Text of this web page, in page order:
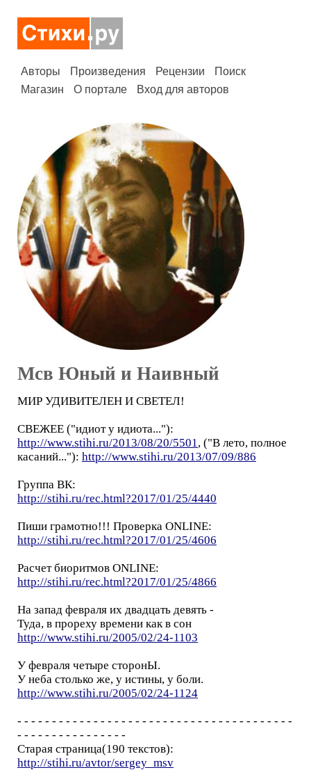
Авторы Произведения Рецензии
Поиск
Магазин
О портале Вход для авторов
Мсв Юный и Наивный
МИР УДИВИТЕЛЕН И СВЕТЕЛ!
СВЕЖЕЕ ("идиот у идиота..."):
http://www.stihi.ru/2013/08/20/5501, ("В лето, полное
касаний..."): http://www.stihi.ru/2013/07/09/886
Группа ВК:
http://stihi.ru/rec.html?2017/01/25/4440
Пиши грамотно!!! Проверка ONLINE:
http://stihi.ru/rec.html?2017/01/25/4606
Расчет биоритмов ONLINE:
http://stihi.ru/rec.html?2017/01/25/4866
На запад февраля их двадцать девять -
Туда, в прореху времени как в сон
http://www.stihi.ru/2005/02/24-1103
У февраля четыре сторонЫ.
У неба столько же, у истины, у боли.
http://www.stihi.ru/2005/02/24-1124
- - - - - - - - - - - - - - - - - - - - - - - - - - - - - - - - - - - - - - - -
- - - - - - - - - - - - - - - -
Старая страница(190 текстов):
http://stihi.ru/avtor/sergey_msv